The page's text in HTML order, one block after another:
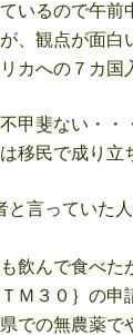
いるので午前
、観点が面白
カへの７カ国
甲斐ない・
移民で成り立
と言っていた
んで食べた
Ｍ３０｝の
での無農薬で